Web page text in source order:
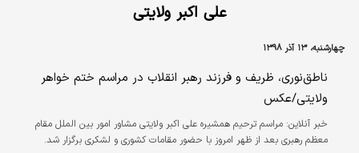
علی اکبر ولایتی
چهارشنبه، ۱۳ آذر ۱۳۹۸
ناطق‌نوری، ظریف و فرزند رهبر انقلاب در مراسم ختم خواهر
ولایتی/عکس
خبر آنلاین: مراسم ترحیم همشیره علی اکبر ولایتی مشاور امور بین الملل مقام
معظم رهبری بعد از ظهر امروز با حضور مقامات کشوری و لشکری برگزار شد.